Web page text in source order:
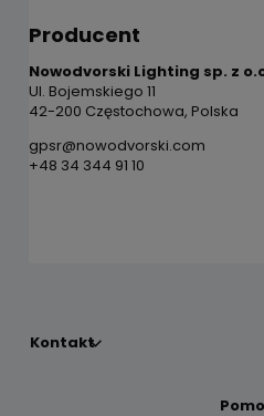
Producent
Nowodvorski Lighting sp. z
Ul. Bojemskiego 11
42-200 Częstochowa, Polska
gpsr@nowodvorski.com
+48 34 344 91 10
Kontakt